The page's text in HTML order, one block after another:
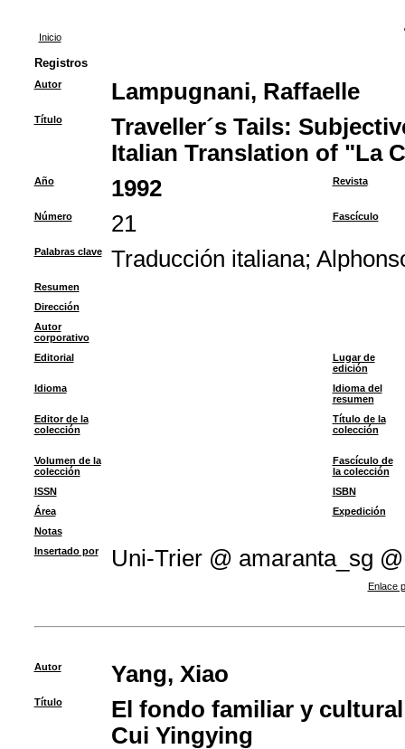
Inicio
Registros
Autor Lampugnani, Raffaelle
Título
Traveller´s Tails:
Italian Translation of "La
Año 1992 Revista
Número 21 Fascículo
Palabras clave Traducción italiana;
Resumen
Dirección
Autor
corporativo
Editorial
Lugar de
edición
Idioma
Idioma del
resumen
Editor de la
colección
Título de la
colección
Volumen de la
colección
Fascículo de
la colección
ISSN
ISBN
Área
Expedición
Notas
Insertado por
Uni-Trier @ amaranta_sg @
Enlace
Autor Yang, Xiao
Título
El fondo familiar y
Cui Yingying